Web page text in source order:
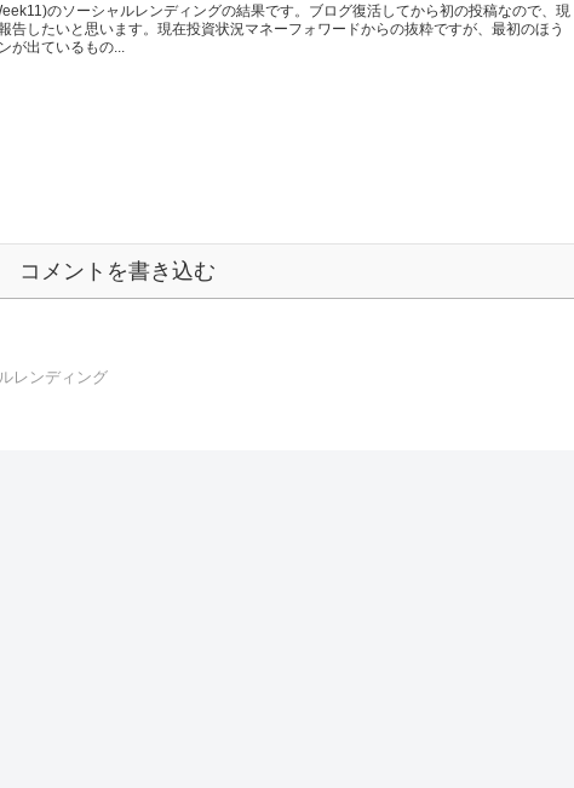
のソーシャルレンディングの結果です。ブログ復活してから初の投稿なので、現
告したいと思います。現在投資状況マネーフォワードからの抜粋ですが、最初のほう
が出ているもの...
コメントを書き込む
レンディング